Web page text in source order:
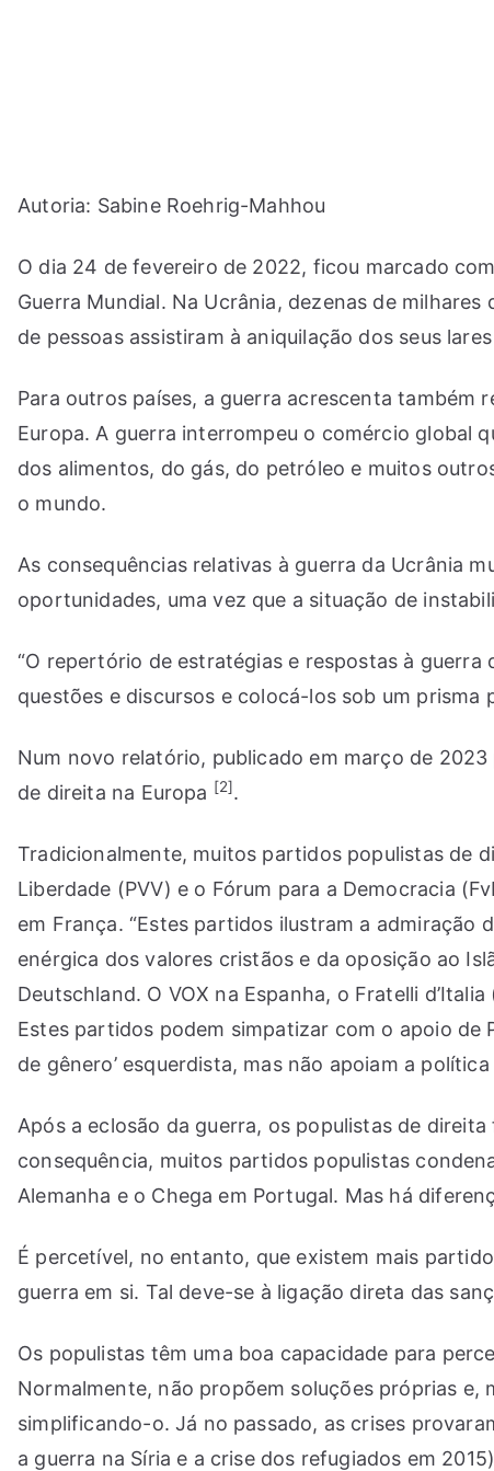
Autoria: Sabine Roehrig-Mahhou
O dia 24 de fevereiro de 2022, ficou marcado
Guerra Mundial. Na Ucrânia, dezenas de
de pessoas assistiram à aniquilação dos seus
Para outros países, a guerra acrescenta também
Europa. A guerra interrompeu o comércio global
dos alimentos, do gás, do petróleo e muitos
o mundo.
As consequências relativas à guerra da Ucrânia
oportunidades, uma vez que a situação de
“O repertório de estratégias e respostas à
questões e discursos e colocá-los sob um prisma
Num novo relatório, publicado em março de
de direita na Europa [2].
Tradicionalmente, muitos partidos populistas de
Liberdade (PVV) e o Fórum para a Democracia
em França. “Estes partidos ilustram a
enérgica dos valores cristãos e da oposição ao
Deutschland. O VOX na Espanha, o Fratelli
Estes partidos podem simpatizar com o apoio de
de gênero’ esquerdista, mas não apoiam a
Após a eclosão da guerra, os populistas de
consequência, muitos partidos populistas
Alemanha e o Chega em Portugal. Mas há
É percetível, no entanto, que existem mais
guerra em si. Tal deve-se à ligação direta das
Os populistas têm uma boa capacidade para
Normalmente, não propõem soluções próprias e,
simplificando-o. Já no passado, as crises
a guerra na Síria e a crise dos refugiados em